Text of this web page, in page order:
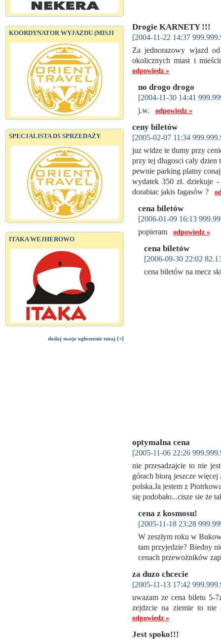
KOORDYNATOR WYJAZDU (MISJI
SPECJALISTA DS SPRZEDAŻY
ITAKA WEJHEROWO
dodaj swoje ogłoszenie tutaj [+]
Drogie KARNETY !!!
[2004-11-22 14:37
Za jednorazowy wjazd
okolicznych miast i
odpowiedz »
no drogo drogo
[2004-11-30 14:41
j.w. odpowiedz »
ceny biletów
[2005-02-07 11:34
juz widze te tlumy przy
przy tej dlugosci caly dzien
pewnie parking platny
wydatek 350 zł. dziekuje
dorabiac jakis fagasów ?
cena biletów
[2006-01-09 16:13
popieram odpowiedz »
cena biletów
[2006-09-30 22:02
cena biletów na mecz
optymalna cena
[2005-11-06 22:26
nie przesadzajcie to nie
górach biorą jeszcze
polska.Ja jestem z
się podobało...cisze sie że
cena z kosmosu!
[2005-11-18 23:28
W zeszłym roku w
tam przyjedzie? Biedny
cenach przewożników
za duzo chcecie
[2005-11-13 17:42
uwazam ze cena biletu 5-
zejdzcie na ziemie to
odpowiedz »
Jest spoko!!!